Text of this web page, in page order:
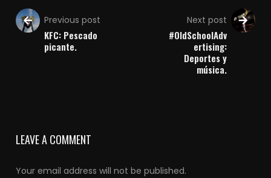
Previous post
KFC: Pescado
picante.
Next post
#OldSchoolAdv
ertising:
Deportes y
música.
LEAVE A COMMENT
Your email address will not be published.